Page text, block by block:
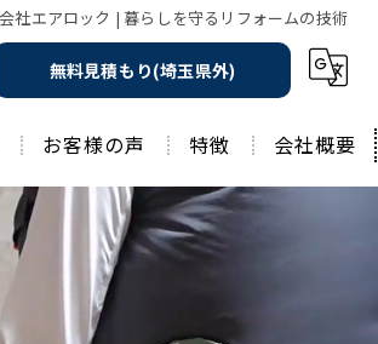
社エアロック | 暮らしを守るリフォームの技術
無料見積もり(埼玉県外)
お客様の声 特徴
工務店
会社概要